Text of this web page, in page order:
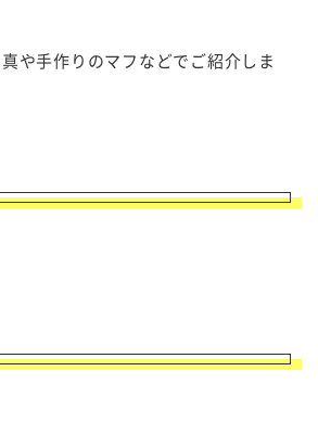
や手作りのマフなどでご紹介しま